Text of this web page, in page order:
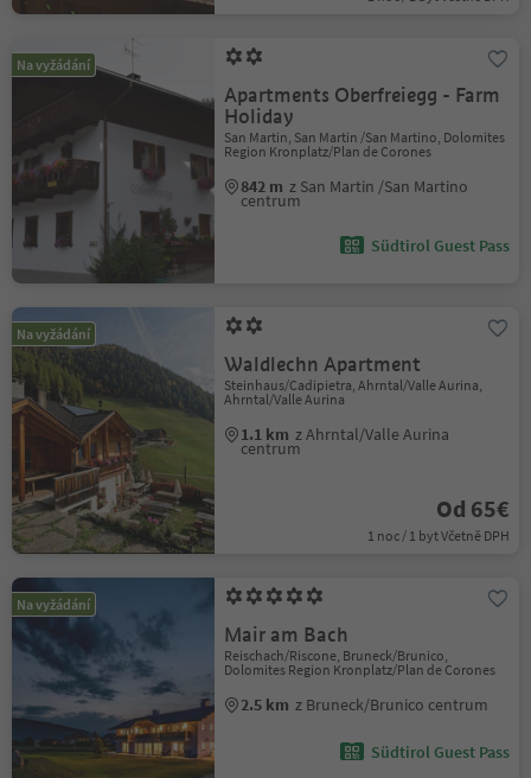
Na vyžádání
Apartments Oberfreiegg - Farm
Holiday
San Martin, San Martin /San Martino, Dolomites
Region Kronplatz/Plan de Corones
842 m z San Martin /San Martino
centrum
Südtirol Guest Pass
Na vyžádání
Waldlechn Apartment
Steinhaus/Cadipietra, Ahrntal/Valle Aurina,
Ahrntal/Valle Aurina
1.1 km z Ahrntal/Valle Aurina
centrum
Od 65€
1 noc / 1 byt Včetně DPH
Na vyžádání
Mair am Bach
Reischach/Riscone, Bruneck/Brunico,
Dolomites Region Kronplatz/Plan de Corones
2.5 km z Bruneck/Brunico centrum
Südtirol Guest Pass